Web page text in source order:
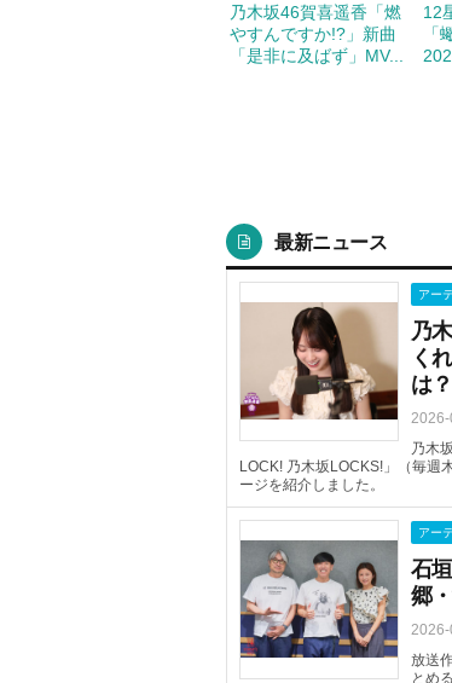
乃木坂46賀喜遥香「燃
やすんですか!?」新曲
「是非に及ばず」MV...
12
「
最新ニュース
アー
乃
く
は？
乃木
LOCK! 乃木坂LOCKS!」（毎週
ージを紹介しました。
アー
石
郷
放送
とめ